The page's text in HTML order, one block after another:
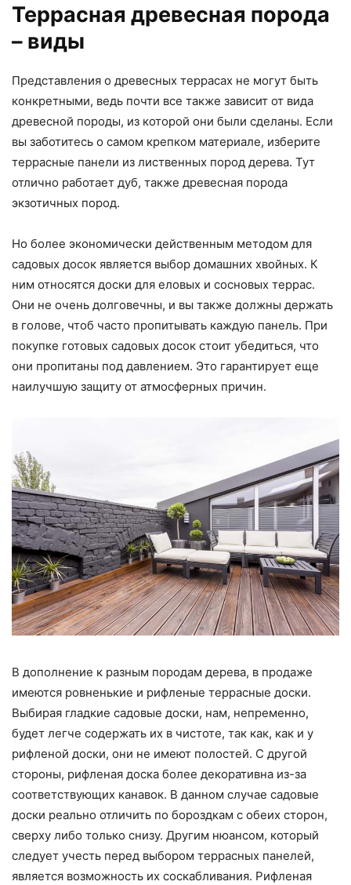
Террасная древесная порода
– виды
Представления о древесных террасах не могут быть
конкретными, ведь почти все также зависит от вида
древесной породы, из которой они были сделаны. Если
вы заботитесь о самом крепком материале, изберите
террасные панели из лиственных пород дерева. Тут
отлично работает дуб, также древесная порода
экзотичных пород.
Но более экономически действенным методом для
садовых досок является выбор домашних хвойных. К
ним относятся доски для еловых и сосновых террас.
Они не очень долговечны, и вы также должны держать
в голове, чтоб часто пропитывать каждую панель. При
покупке готовых садовых досок стоит убедиться, что
они пропитаны под давлением. Это гарантирует еще
наилучшую защиту от атмосферных причин.
В дополнение к разным породам дерева, в продаже
имеются ровненькие и рифленые террасные доски.
Выбирая гладкие садовые доски, нам, непременно,
будет легче содержать их в чистоте, так как, как и у
рифленой доски, они не имеют полостей. С другой
стороны, рифленая доска более декоративна из-за
соответствующих канавок. В данном случае садовые
доски реально отличить по бороздкам с обеих сторон,
сверху либо только снизу. Другим нюансом, который
следует учесть перед выбором террасных панелей,
является возможность их соскабливания. Рифленая